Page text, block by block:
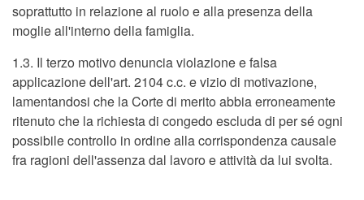
soprattutto in relazione al ruolo e alla presenza della
moglie all'interno della famiglia.
1.3. Il terzo motivo denuncia violazione e falsa
applicazione dell'art. 2104 c.c. e vizio di motivazione,
lamentandosi che la Corte di merito abbia erroneamente
ritenuto che la richiesta di congedo escluda di per sé ogni
possibile controllo in ordine alla corrispondenza causale
fra ragioni dell'assenza dal lavoro e attività da lui svolta.